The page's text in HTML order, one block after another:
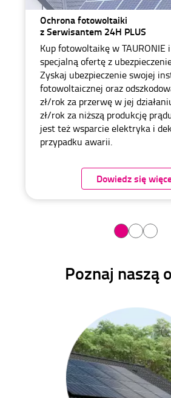
Ochrona fotowoltaiki
z Serwisantem 24H PLUS
Kup fotowoltaikę w TAURONIE
specjalną ofertę z
Zyskaj ubezpieczenie swojej
fotowoltaicznej oraz
zł/rok za przerwę w jej
zł/rok za niższą produkcję
jest też wsparcie elektryka i
przypadku awarii.
Dowiedz się
Poznaj naszą